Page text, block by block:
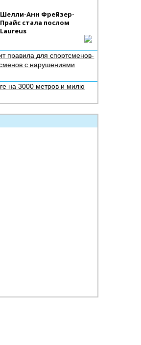
Шелли-Анн Фрейзер-
Прайс стала послом
Laureus
правила для спортсменов-
с нарушениями
на 3000 метров и милю